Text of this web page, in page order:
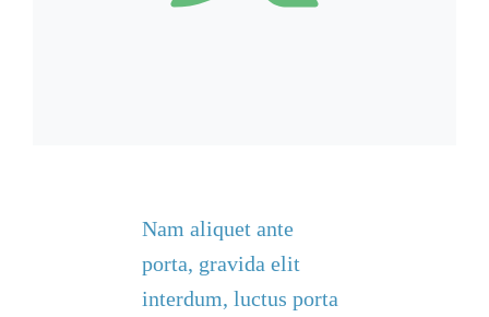
Nam aliquet ante
porta, gravida elit
interdum, luctus porta